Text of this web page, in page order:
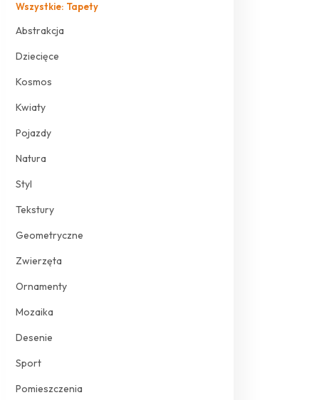
Wszystkie: Tapety
Abstrakcja
Dziecięce
Kosmos
Kwiaty
Pojazdy
Natura
Styl
Tekstury
Geometryczne
Zwierzęta
Ornamenty
Mozaika
Desenie
Sport
Pomieszczenia